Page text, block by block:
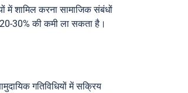
में शामिल करना सामाजिक संबंधों
30% की कमी ला सकता है।
गतिविधियों में सक्रिय